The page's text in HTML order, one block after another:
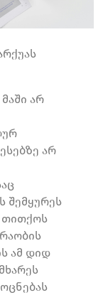
არ
არ
შემყურეს
თითქოს
ამ დიდ